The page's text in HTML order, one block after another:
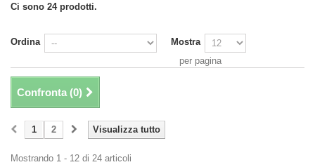
Ci sono 24 prodotti.
Ordina
Mostra
per pagina
Confronta (0)
Visualizza tutto
1 2
Mostrando 1 - 12 di 24 articoli